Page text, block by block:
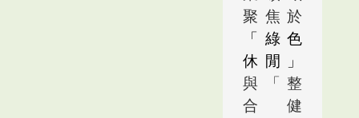
聚焦於
「綠色
休閒」
與「整
合健